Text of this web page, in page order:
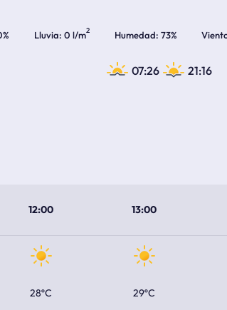
Lluvia 0 l/m2 Humedad 73%
07:26 21:16
12:00 13:00
28ºC 29ºC